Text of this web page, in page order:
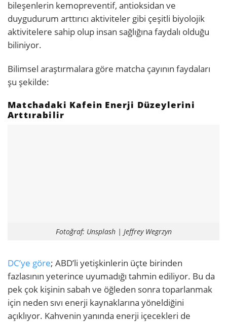
bileşenlerin kemopreventif, antioksidan ve
duygudurum arttırıcı aktiviteler gibi çeşitli biyolojik
aktivitelere sahip olup insan sağlığına faydalı olduğu
biliniyor.
Bilimsel araştırmalara göre matcha çayının faydaları
şu şekilde:
Matchadaki Kafein Enerji Düzeylerini
Arttırabilir
Fotoğraf: Unsplash | Jeffrey Wegrzyn
DC’ye göre; ABD’li yetişkinlerin üçte birinden
fazlasının yeterince uyumadığı tahmin ediliyor. Bu da
pek çok kişinin sabah ve öğleden sonra toparlanmak
için neden sıvı enerji kaynaklarına yöneldiğini
açıklıyor. Kahvenin yanında enerji içecekleri de